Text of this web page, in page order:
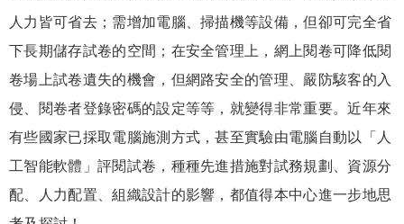
人力皆可省去；需增加電腦、掃描機等設備，但卻可完全省
下長期儲存試卷的空間；在安全管理上，網上閱卷可降低閱
卷場上試卷遺失的機會，但網路安全的管理、嚴防駭客的入
侵、閱卷者登錄密碼的設定等等，就變得非常重要。近年來
有些國家已採取電腦施測方式，甚至實驗由電腦自動以「人
工智能軟體」評閱試卷，種種先進措施對試務規劃、資源分
配、人力配置、組織設計的影響，都值得本中心進一步地思